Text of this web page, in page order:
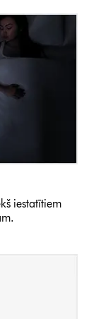
iestatītiem